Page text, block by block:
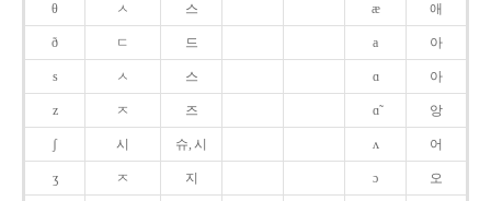
θ ㅅ 스 æ 애
ð ㄷ 드 a 아
s ㅅ 스 ɑ 아
z ㅈ 즈 ɑ̃ 앙
ʃ 시 슈, 시 ʌ 어
ʒ ㅈ 지 ɔ 오